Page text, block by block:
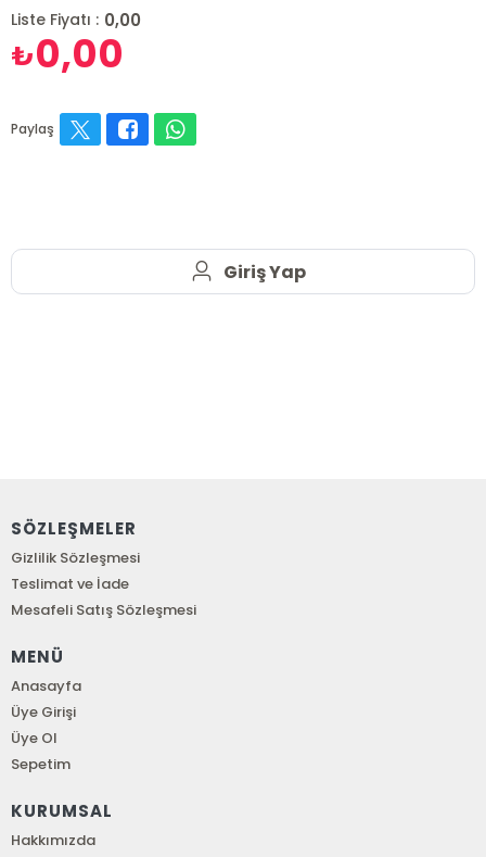
Liste Fiyatı : 0,00
₺0,00
Paylaş
Giriş Yap
SÖZLEŞMELER
Gizlilik Sözleşmesi
Teslimat ve İade
Mesafeli Satış Sözleşmesi
MENÜ
Anasayfa
Üye Girişi
Üye Ol
Sepetim
KURUMSAL
Hakkımızda